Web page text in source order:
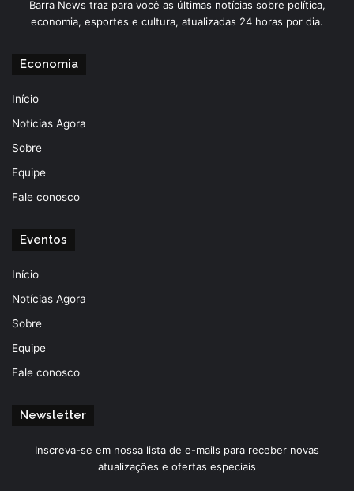
Barra News traz para você as últimas notícias sobre política,
economia, esportes e cultura, atualizadas 24 horas por dia.
Economia
Início
Notícias Agora
Sobre
Equipe
Fale conosco
Eventos
Início
Notícias Agora
Sobre
Equipe
Fale conosco
Newsletter
Inscreva-se em nossa lista de e-mails para receber novas
atualizações e ofertas especiais